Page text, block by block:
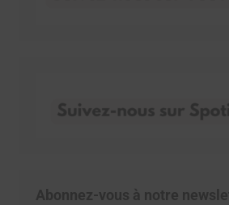
Abonnez-vous à notre